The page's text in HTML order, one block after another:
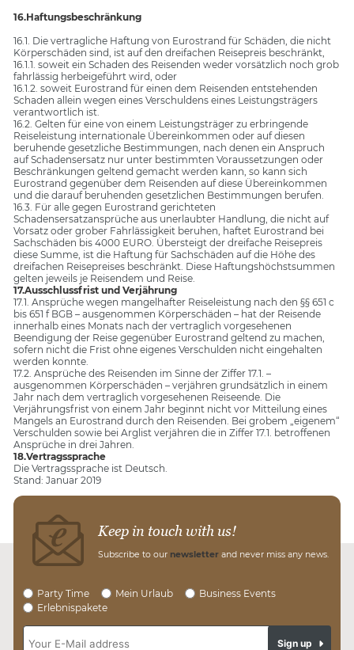
16.Haftungsbeschränkung
16.1. Die vertragliche Haftung von Eurostrand für Schäden, die nicht
Körperschäden sind, ist auf den dreifachen Reisepreis beschränkt,
16.1.1. soweit ein Schaden des Reisenden weder vorsätzlich noch grob
fahrlässig herbeigeführt wird, oder
16.1.2. soweit Eurostrand für einen dem Reisenden entstehenden
Schaden allein wegen eines Verschuldens eines Leistungsträgers
verantwortlich ist.
16.2. Gelten für eine von einem Leistungsträger zu erbringende
Reiseleistung internationale Übereinkommen oder auf diesen
beruhende gesetzliche Bestimmungen, nach denen ein Anspruch
auf Schadensersatz nur unter bestimmten Voraussetzungen oder
Beschränkungen geltend gemacht werden kann, so kann sich
Eurostrand gegenüber dem Reisenden auf diese Übereinkommen
und die darauf beruhenden gesetzlichen Bestimmungen berufen.
16.3. Für alle gegen Eurostrand gerichteten
Schadensersatzansprüche aus unerlaubter Handlung, die nicht auf
Vorsatz oder grober Fahrlässigkeit beruhen, haftet Eurostrand bei
Sachschäden bis 4000 EURO. Übersteigt der dreifache Reisepreis
diese Summe, ist die Haftung für Sachschäden auf die Höhe des
dreifachen Reisepreises beschränkt. Diese Haftungshöchstsummen
gelten jeweils je Reisendem und Reise.
17.Ausschlussfrist und Verjährung
17.1. Ansprüche wegen mangelhafter Reiseleistung nach den §§ 651 c
bis 651 f BGB – ausgenommen Körperschäden – hat der Reisende
innerhalb eines Monats nach der vertraglich vorgesehenen
Beendigung der Reise gegenüber Eurostrand geltend zu machen,
sofern nicht die Frist ohne eigenes Verschulden nicht eingehalten
werden konnte.
17.2. Ansprüche des Reisenden im Sinne der Ziffer 17.1. –
ausgenommen Körperschäden – verjähren grundsätzlich in einem
Jahr nach dem vertraglich vorgesehenen Reiseende. Die
Verjährungsfrist von einem Jahr beginnt nicht vor Mitteilung eines
Mangels an Eurostrand durch den Reisenden. Bei grobem „eigenem“
Verschulden sowie bei Arglist verjähren die in Ziffer 17.1. betroffenen
Ansprüche in drei Jahren.
18.Vertragssprache
Die Vertragssprache ist Deutsch.
Stand: Januar 2019
Keep in touch with us!
Subscribe to our newsletter and never miss any news.
Party Time Mein Urlaub
Business Events
Erlebnispakete
Sign up